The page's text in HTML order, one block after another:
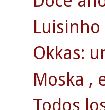
Luisinho
Okkas:
Moska ,
Todos